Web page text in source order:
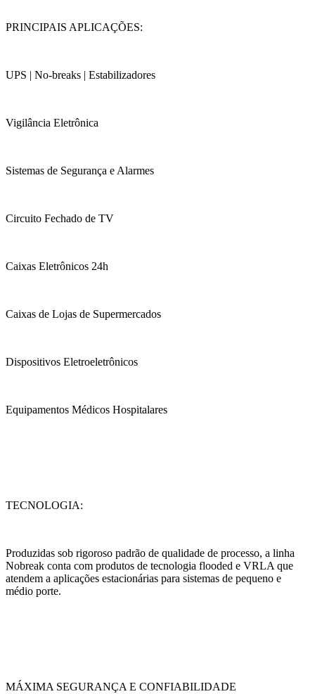
PRINCIPAIS APLICAÇÕES:
UPS | No-breaks | Estabilizadores
Vigilância Eletrônica
Sistemas de Segurança e Alarmes
Circuito Fechado de TV
Caixas Eletrônicos 24h
Caixas de Lojas de Supermercados
Dispositivos Eletroeletrônicos
Equipamentos Médicos Hospitalares
TECNOLOGIA:
Produzidas sob rigoroso padrão de qualidade de processo, a linha
Nobreak conta com produtos de tecnologia flooded e VRLA que
atendem a aplicações estacionárias para sistemas de pequeno e
médio porte.
MÁXIMA SEGURANÇA E CONFIABILIDADE